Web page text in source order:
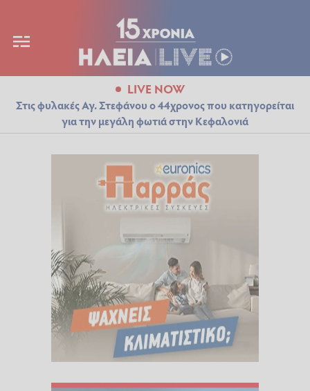
LIVE NOW
Στις φυλακές Αγ. Στεφάνου ο 44χρονος που κατηγορείται
για την μεγάλη φωτιά στην Κεφαλονιά